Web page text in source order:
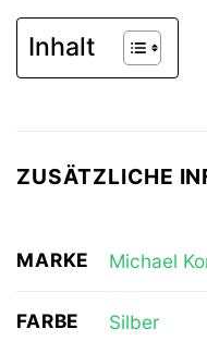
Inhalt
ZUSÄTZLICHE
MARKE Michael
FARBE Silber